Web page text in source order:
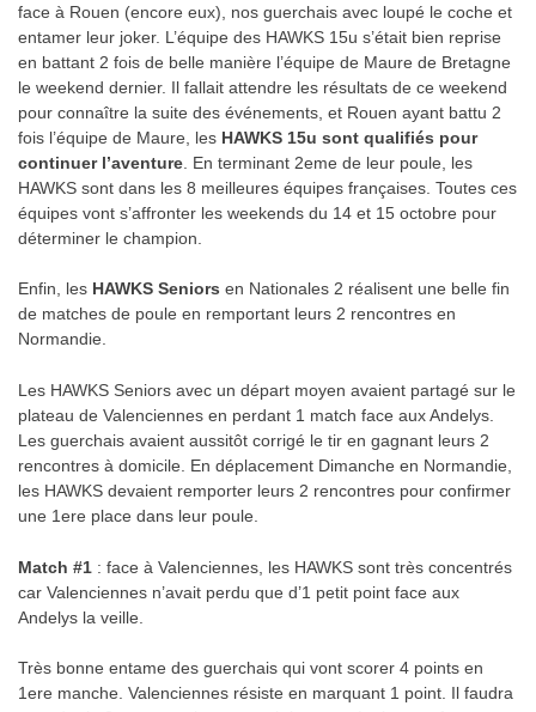
face à Rouen (encore eux), nos guerchais avec loupé le coche et
entamer leur joker. L’équipe des HAWKS 15u s’était bien reprise
en battant 2 fois de belle manière l’équipe de Maure de Bretagne
le weekend dernier. Il fallait attendre les résultats de ce weekend
pour connaître la suite des événements, et Rouen ayant battu 2
fois l’équipe de Maure, les HAWKS 15u sont qualifiés pour
continuer l’aventure . En terminant 2eme de leur poule, les
HAWKS sont dans les 8 meilleures équipes françaises. Toutes ces
équipes vont s’affronter les weekends du 14 et 15 octobre pour
déterminer le champion.
Enfin, les HAWKS Seniors en Nationales 2 réalisent une belle fin
de matches de poule en remportant leurs 2 rencontres en
Normandie.
Les HAWKS Seniors avec un départ moyen avaient partagé sur le
plateau de Valenciennes en perdant 1 match face aux Andelys.
Les guerchais avaient aussitôt corrigé le tir en gagnant leurs 2
rencontres à domicile. En déplacement Dimanche en Normandie,
les HAWKS devaient remporter leurs 2 rencontres pour confirmer
une 1ere place dans leur poule.
Match #1 : face à Valenciennes, les HAWKS sont très concentrés
car Valenciennes n’avait perdu que d’1 petit point face aux
Andelys la veille.
Très bonne entame des guerchais qui vont scorer 4 points en
1ere manche. Valenciennes résiste en marquant 1 point. Il faudra